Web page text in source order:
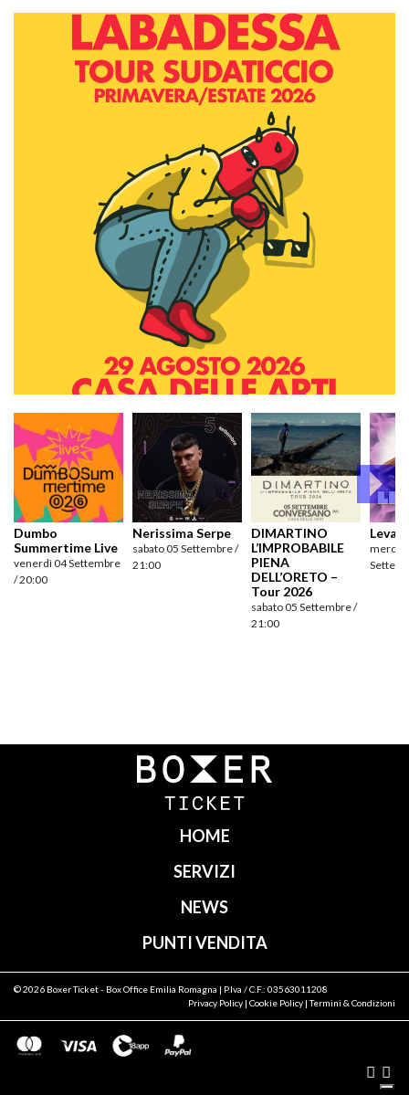
Dumbo
Summertime Live
venerdì 04 Settembre
/ 20:00
Nerissima Serpe
sabato 05 Settembre /
21:00
DIMARTINO
L’IMPROBABILE
PIENA
DELL’ORETO –
Tour 2026
sabato 05 Settembre /
21:00
Navigazione
HOME
SERVIZI
NEWS
PUNTI VENDITA
© 2026 Boxer Ticket- Box Office Emilia Romagna | P.Iva / C.F.: 03563011208
Privacy Policy | Cookie Policy |Termini & Condizioni